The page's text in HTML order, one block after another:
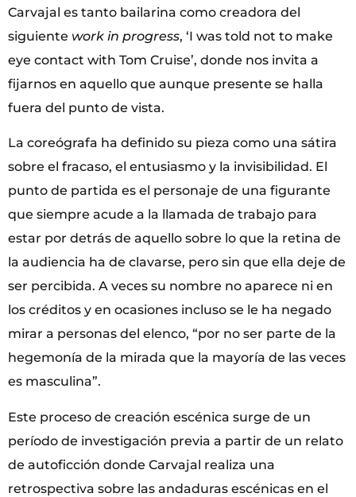
Carvajal es tanto bailarina como creadora del
siguiente work in progress, ‘I was told not to make
eye contact with Tom Cruise’, donde nos invita a
fijarnos en aquello que aunque presente se halla
fuera del punto de vista.
La coreógrafa ha definido su pieza como una sátira
sobre el fracaso, el entusiasmo y la invisibilidad. El
punto de partida es el personaje de una figurante
que siempre acude a la llamada de trabajo para
estar por detrás de aquello sobre lo que la retina de
la audiencia ha de clavarse, pero sin que ella deje de
ser percibida. A veces su nombre no aparece ni en
los créditos y en ocasiones incluso se le ha negado
mirar a personas del elenco, “por no ser parte de la
hegemonía de la mirada que la mayoría de las veces
es masculina”.
Este proceso de creación escénica surge de un
período de investigación previa a partir de un relato
de autoficción donde Carvajal realiza una
retrospectiva sobre las andaduras escénicas en el